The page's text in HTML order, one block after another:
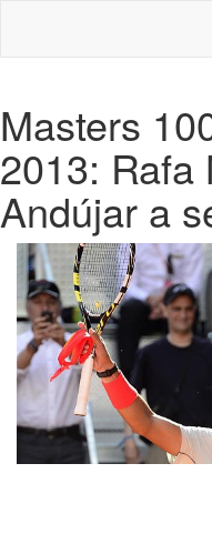
Masters
2013: Rafa
Andújar a